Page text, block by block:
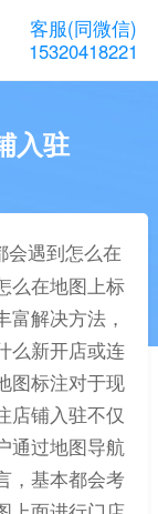
客服(同微信)
15320418221
入驻
会遇到怎么在
么在地图上标
解决方法，
么新开店或连
图标注对于现
店铺入驻不仅
通过地图导航
，基本都会考